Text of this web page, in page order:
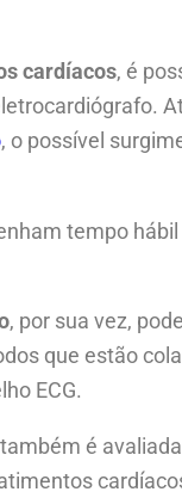
cardíacos, é
, o possível
tempo
, por sua vez,
que estão
ECG.
é